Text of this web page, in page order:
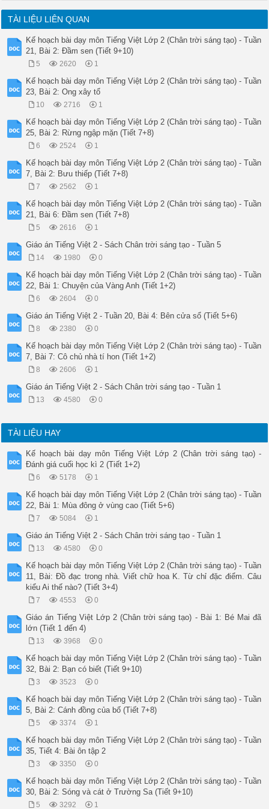
TÀI LIỆU LIÊN QUAN
Kế hoạch bài dạy môn Tiếng Việt Lớp 2 (Chân trời sáng tạo) - Tuần
21, Bài 2: Đầm sen (Tiết 9+10)
5 2620 1
Kế hoạch bài dạy môn Tiếng Việt Lớp 2 (Chân trời sáng tạo) - Tuần
23, Bài 2: Ong xây tổ
10 2716 1
Kế hoạch bài dạy môn Tiếng Việt Lớp 2 (Chân trời sáng tạo) - Tuần
25, Bài 2: Rừng ngập mặn (Tiết 7+8)
6 2524 1
Kế hoạch bài dạy môn Tiếng Việt Lớp 2 (Chân trời sáng tạo) - Tuần
7, Bài 2: Bưu thiếp (Tiết 7+8)
7 2562 1
Kế hoạch bài dạy môn Tiếng Việt Lớp 2 (Chân trời sáng tạo) - Tuần
21, Bài 6: Đầm sen (Tiết 7+8)
5 2616 1
Giáo án Tiếng Việt 2 - Sách Chân trời sáng tạo - Tuần 5
14 1980 0
Kế hoạch bài dạy môn Tiếng Việt Lớp 2 (Chân trời sáng tạo) - Tuần
22, Bài 1: Chuyện của Vàng Anh (Tiết 1+2)
6 2604 0
Giáo án Tiếng Việt 2 - Tuần 20, Bài 4: Bên cửa sổ (Tiết 5+6)
8 2380 0
Kế hoạch bài dạy môn Tiếng Việt Lớp 2 (Chân trời sáng tạo) - Tuần
7, Bài 7: Cô chủ nhà tí hon (Tiết 1+2)
8 2606 1
Giáo án Tiếng Việt 2 - Sách Chân trời sáng tạo - Tuần 1
13 4580 0
TÀI LIỆU HAY
Kế hoạch bài dạy môn Tiếng Việt Lớp 2 (Chân trời sáng tạo) -
Đánh giá cuối học kì 2 (Tiết 1+2)
6 5178 1
Kế hoạch bài dạy môn Tiếng Việt Lớp 2 (Chân trời sáng tạo) - Tuần
22, Bài 1: Mùa đông ở vùng cao (Tiết 5+6)
7 5084 1
Giáo án Tiếng Việt 2 - Sách Chân trời sáng tạo - Tuần 1
13 4580 0
Kế hoạch bài dạy môn Tiếng Việt Lớp 2 (Chân trời sáng tạo) - Tuần
11, Bài: Đồ đạc trong nhà. Viết chữ hoa K. Từ chỉ đặc điểm. Câu
kiểu Ai thế nào? (Tiết 3+4)
7 4553 0
Giáo án Tiếng Việt Lớp 2 (Chân trời sáng tạo) - Bài 1: Bé Mai đã
lớn (Tiết 1 đến 4)
13 3968 0
Kế hoạch bài dạy môn Tiếng Việt Lớp 2 (Chân trời sáng tạo) - Tuần
32, Bài 2: Bạn có biết (Tiết 9+10)
3 3523 0
Kế hoạch bài dạy môn Tiếng Việt Lớp 2 (Chân trời sáng tạo) - Tuần
5, Bài 2: Cánh đồng của bố (Tiết 7+8)
5 3374 1
Kế hoạch bài dạy môn Tiếng Việt Lớp 2 (Chân trời sáng tạo) - Tuần
35, Tiết 4: Bài ôn tập 2
3 3350 0
Kế hoạch bài dạy môn Tiếng Việt Lớp 2 (Chân trời sáng tạo) - Tuần
30, Bài 2: Sóng và cát ở Trường Sa (Tiết 9+10)
5 3292 1